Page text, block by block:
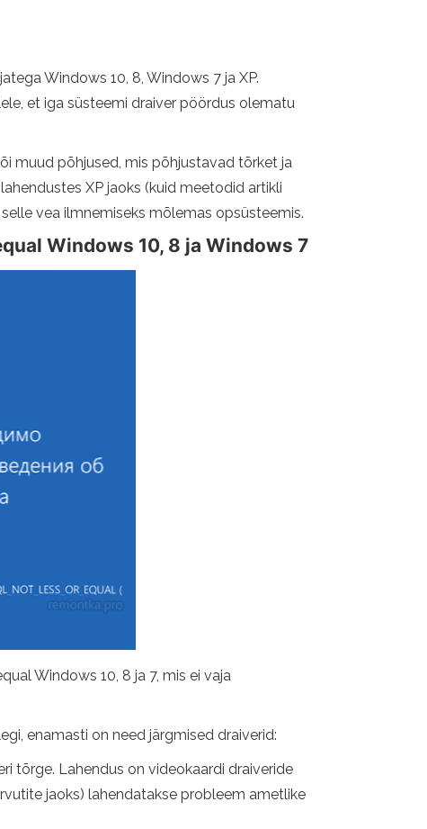
Windows 10, 8, Windows 7 ja XP.
et iga süsteemi draiver pöördus olematu
muud põhjused, mis põhjustavad tõrket ja
XP jaoks (kuid meetodid artikli
vea ilmnemiseks mõlemas opsüsteemis.
Windows 10, 8 ja Windows 7
Windows 10, 8 ja 7, mis ei vaja
enamasti on need järgmised draiverid:
tõrge. Lahendus on videokaardi draiveride
jaoks) lahendatakse probleem ametlike